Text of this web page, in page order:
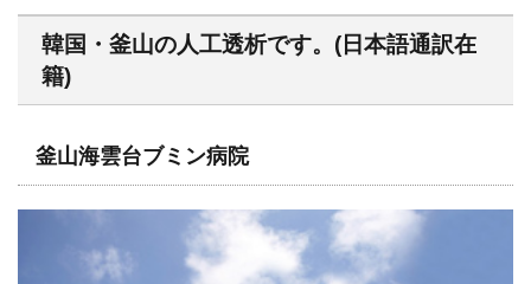
韓国・釜山の人工透析です。(日本語通訳在
籍)
釜山海雲台ブミン病院